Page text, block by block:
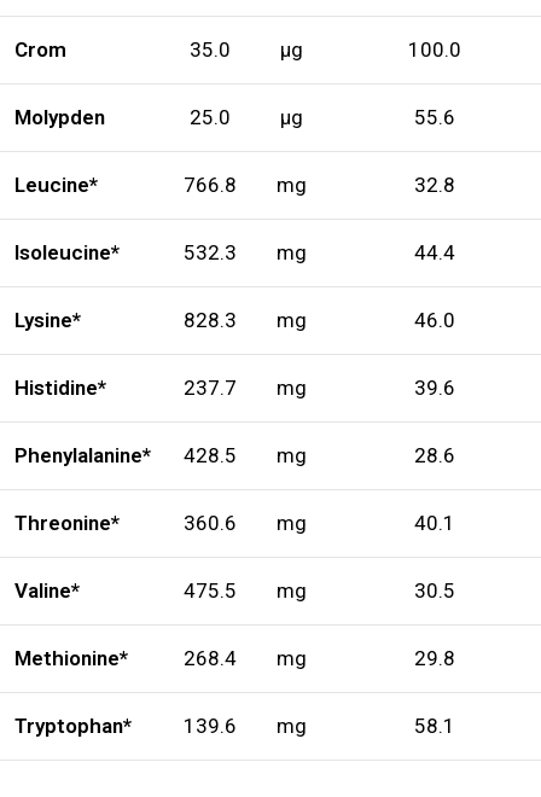
Crom 35.0 µg 100.0
Molypden 25.0 µg 55.6
Leucine* 766.8 mg 32.8
Isoleucine* 532.3 mg 44.4
Lysine* 828.3 mg 46.0
Histidine* 237.7 mg 39.6
Phenylalanine* 428.5 mg 28.6
Threonine* 360.6 mg 40.1
Valine* 475.5 mg 30.5
Methionine* 268.4 mg 29.8
Tryptophan* 139.6 mg 58.1